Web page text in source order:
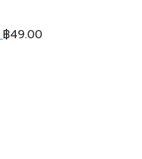
฿49.00